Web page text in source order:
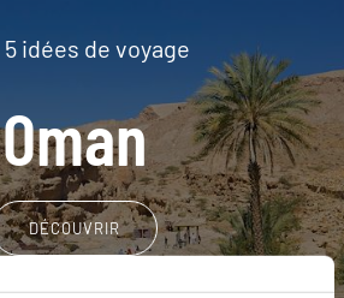
5 idées de voyage
Oman
DÉCOUVRIR